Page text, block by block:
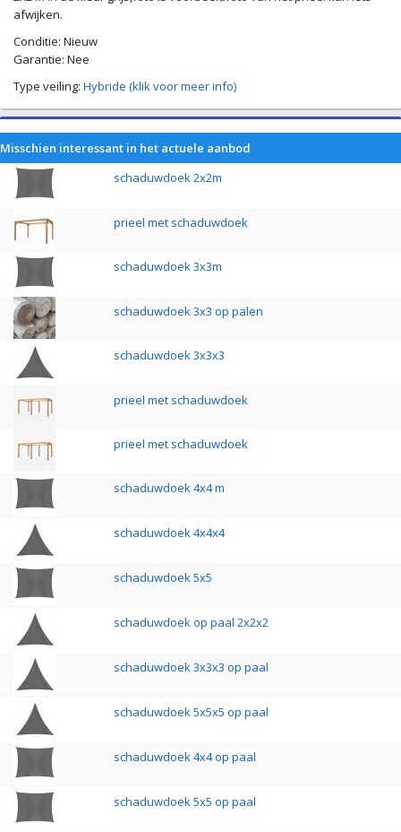
afwijken.
Conditie: Nieuw
Garantie: Nee
Type veiling: Hybride (klik voor meer info)
Misschien interessant in het actuele aanbod
schaduwdoek 2x2m
prieel met schaduwdoek
schaduwdoek 3x3m
schaduwdoek 3x3 op palen
schaduwdoek 3x3x3
prieel met schaduwdoek
prieel met schaduwdoek
schaduwdoek 4x4 m
schaduwdoek 4x4x4
schaduwdoek 5x5
schaduwdoek op paal 2x2x2
schaduwdoek 3x3x3 op paal
schaduwdoek 5x5x5 op paal
schaduwdoek 4x4 op paal
schaduwdoek 5x5 op paal